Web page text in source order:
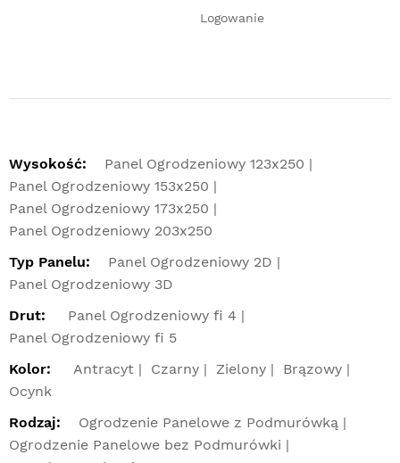
Logowanie
Wysokość:
Panel Ogrodzeniowy 123x250
Panel Ogrodzeniowy 153x250
Panel Ogrodzeniowy 173x250
Panel Ogrodzeniowy 203x250
Typ Panelu:
Panel Ogrodzeniowy 2D
Panel Ogrodzeniowy 3D
Drut:
Panel Ogrodzeniowy fi 4
Panel Ogrodzeniowy fi 5
Kolor:
Antracyt Czarny Zielony
Brązowy
Ocynk
Rodzaj:
Ogrodzenie Panelowe z Podmurówką
Ogrodzenie Panelowe bez Podmurówki